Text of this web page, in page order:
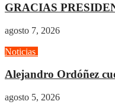
GRACIAS
agosto 7, 2026
Noticias
Alejandro Ordóñez
agosto 5, 2026